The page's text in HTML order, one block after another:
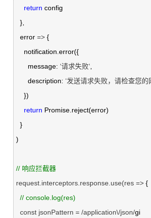
return config
  error
=> {
      message:
‘请求失败‘,
      description:
‘发送请求失败，请检查您的
return Promise.reject(error)
)
// 响应拦截器
request.interceptors.response.use(res => {
// console.log(res)
  const jsonPattern = /application\/json/
gi